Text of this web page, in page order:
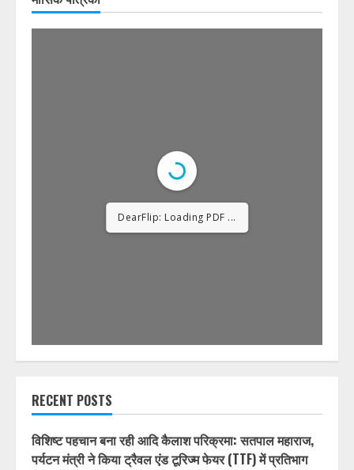
DearFlip: Loading PDF
12% ...
RECENT POSTS
विशिष्ट पहचान बना रही आदि कैलाश परिक्रमा: सतपाल महाराज,
पर्यटन मंत्री ने किया ट्रैवल एंड टूरिज्म फेयर (TTF) में प्रतिभाग